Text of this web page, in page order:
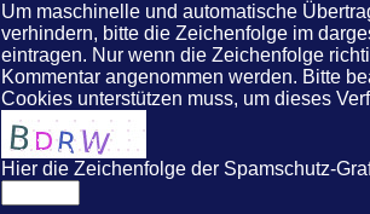
Um maschinelle und automatische
verhindern, bitte die Zeichenfolge im
eintragen. Nur wenn die Zeichenfolge
Kommentar angenommen werden. Bitte
Cookies unterstützen muss, um dieses
Hier die Zeichenfolge der Spamschutz-